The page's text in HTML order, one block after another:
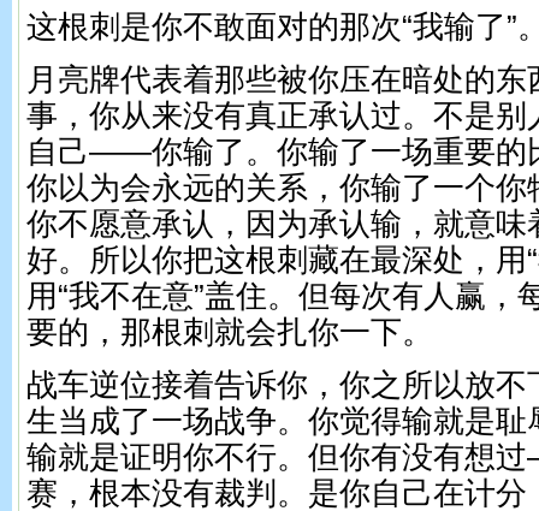
这根刺是你不敢面对的那次“我输了”
月亮牌代表着那些被你压在暗处的
事，你从来没有真正承认过。不是别
自己——你输了。你输了一场重要的
你以为会永远的关系，你输了一个你
你不愿意承认，因为承认输，就意味
好。所以你把这根刺藏在最深处，用
用“我不在意”盖住。但每次有人赢，
要的，那根刺就会扎你一下。
战车逆位接着告诉你，你之所以放
生当成了一场战争。你觉得输就是耻
输就是证明你不行。但你有没有想
赛，根本没有裁判。是你自己在计分